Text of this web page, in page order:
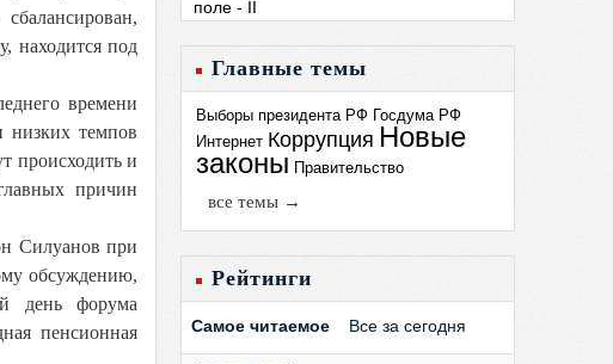
находится под
времени
низких темпов
происходить и
причин
Силуанов при
обсуждению,
день форума
пенсионная
Главные темы
Выборы президента РФ Госдума РФ
Интернет Коррупция Новые
законы Правительство
все темы →
Рейтинги
Самое читаемое Все за сегодня